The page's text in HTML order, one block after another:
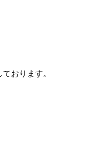
おります。